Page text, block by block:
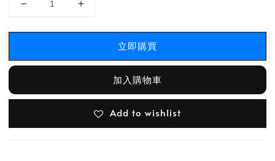
立即購買
加入購物車
Add to wishlist